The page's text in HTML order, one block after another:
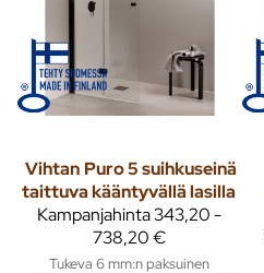
Vihtan Puro 5 suihkuseinä
taittuva kääntyvällä lasilla
Kampanjahinta343,20 -
738,20 €
Tukeva 6 mm:n paksuinen